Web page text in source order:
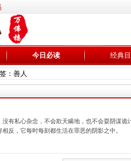
今日必读 经典
：善人
没有私心杂念，不会欺天瞒地，也不会耍阴谋
，它每时每刻都生活在罪恶的阴影之中。